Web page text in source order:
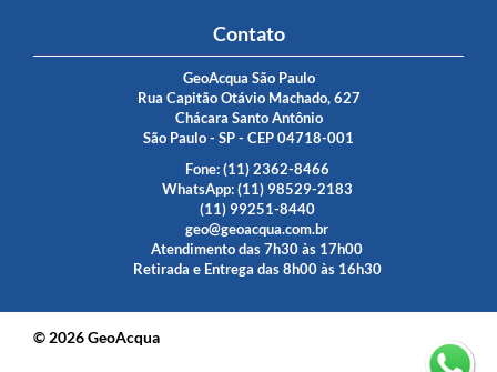
Contato
GeoAcqua São Paulo
Rua Capitão Otávio Machado, 627
Chácara Santo Antônio
São Paulo - SP - CEP 04718-001
Fone: (11) 2362-8466
WhatsApp:(11) 98529-2183
(11) 99251-8440
geo@geoacqua.com.br
Atendimento das 7h30 às 17h00
Retirada e Entrega das 8h00 às 16h30
© 2026 GeoAcqua